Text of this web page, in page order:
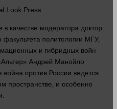
Look Press
в качестве модератора доктор
факультета политологии МГУ,
и гибридных войн
Андрей Манойло
война против России ведется
пространстве, и особенно